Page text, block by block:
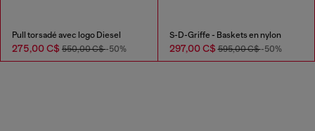
Pull torsadé avec logo Diesel
275,00 C$ 550,00 C$-50%
S-D-Griffe - Baskets en nylon
297,00 C$595,00 C$-50%